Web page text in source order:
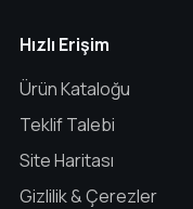
Hızlı Erişim
Ürün Kataloğu
Teklif Talebi
Site Haritası
Gizlilik & Çerezler